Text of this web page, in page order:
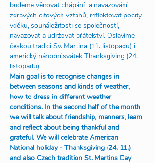
budeme věnovat chápání  a navazování
zdravých citových vztahů, reflektovat pocity
vděku, sounáležitosti se společností,
navazovat a udržovat přátelství. Oslavíme
českou tradici Sv. Martina (11. listopadu) i
americký národní svátek Thanksgiving (24.
listopadu)
Main goal is to recognise changes in
between seasons and kinds of weather,
how to dress in different weather
conditions. In the second half of the month
we will talk about friendship, manners, learn
and reflect about being thankful and
grateful. We will celebrate American
National holiday - Thanksgiving (24. 11.)
and also Czech tradition St. Martins Day